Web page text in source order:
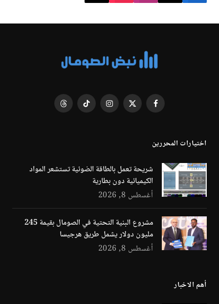
فيسبوك X
الانستغرامتيكتوك Threads
اختيارات المحررين
شريحة تعمل بالطاقة الضوئية تستشعر المواد
الكيميائية دون بطارية
أغسطس 8, 2026
مشروع البنية التحتية في الصومال بقيمة 245
مليون دولار يشمل طريق هرجيسا
أغسطس 8, 2026
أهم الاخبار